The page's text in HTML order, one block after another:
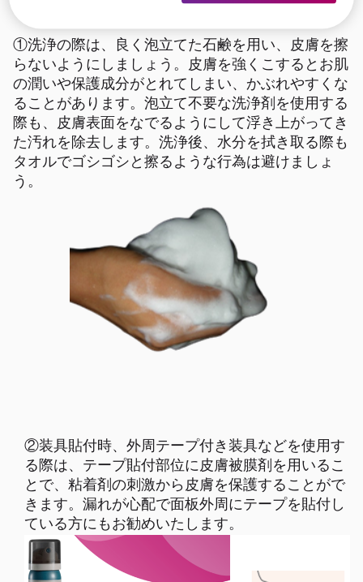
貼付、剥離の3つです。
①洗浄の際は、 良く泡立てた石鹸 を用い、
皮膚を擦
らないよう にしましょう。皮膚を強くこするとお肌
の潤いや保護成分がとれてしまい、かぶれやすくな
ることがあります。泡立て不要な洗浄剤を使用する
際も、皮膚表面をなでるようにして浮き上がってき
た汚れを除去します。洗浄後、水分を拭き取る際も
タオルでゴシゴシと擦るような行為は避け ましょ
う。
②装具貼付時、外周テープ付き装具などを使用す
る際は、 テープ貼付部位に皮膚被膜剤を用いる こ
とで、粘着剤の刺激から皮膚を保護することがで
きます。漏れが心配で面板外周にテープを貼付し
ている方にもお勧めいたします。